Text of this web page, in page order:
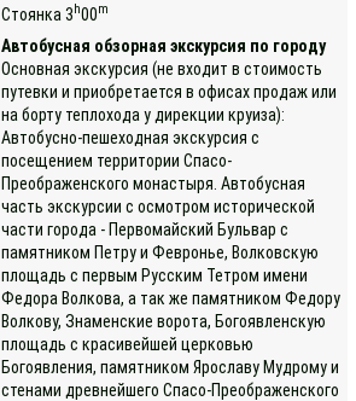
Стоянка 3 h00m
Автобусная обзорная экскурсия по городу
Основная экскурсия (не входит в стоимость
путевки и приобретается в офисах продаж или
на борту теплохода у дирекции круиза):
Автобусно-пешеходная экскурсия с
посещением территории Спасо-
Преображенского монастыря. Автобусная
часть экскурсии с осмотром исторической
части города - Первомайский Бульвар с
памятником Петру и Февронье, Волковскую
площадь с первым Русским Тетром имени
Федора Волкова, а так же памятником Федору
Волкову, Знаменские ворота, Богоявленскую
площадь с красивейшей церковью
Богоявления, памятником Ярославу Мудрому и
стенами древнейшего Спасо-Преображенского